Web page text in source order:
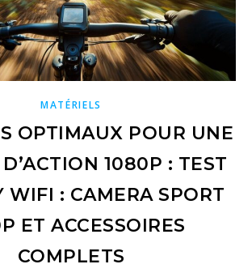
MATÉRIELS
OPTIMAUX POUR UNE
1080P : TEST
WIFI : CAMERA SPORT
ET ACCESSOIRES
COMPLETS